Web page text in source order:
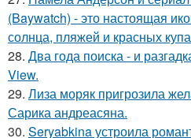
(Baywatch) - это настоящая
солнца, пляжей и красных
28. Два года поиска - и
View.
29. Лиза моряк пригрозила
Сарика андреасяна.
30. Seryabkina устроила